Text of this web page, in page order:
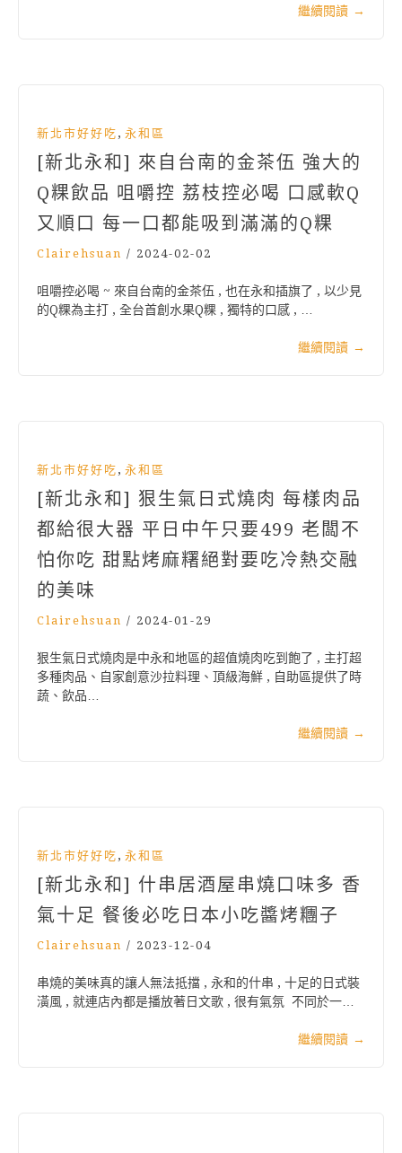
繼續閱讀 →
新北市好好吃 , 永和區
[新北永和] 來自台南的金茶伍 強大的
Q粿飲品 咀嚼控 荔枝控必喝 口感軟Q
又順口 每一口都能吸到滿滿的Q粿
Clairehsuan / 2024-02-02
咀嚼控必喝 ~ 來自台南的金茶伍 , 也在永和插旗了 , 以少見
的Q粿為主打 , 全台首創水果Q粿 , 獨特的口感 , …
繼續閱讀 →
新北市好好吃 , 永和區
[新北永和] 狠生氣日式燒肉 每樣肉品
都給很大器 平日中午只要499 老闆不
怕你吃 甜點烤麻糬絕對要吃冷熱交融
的美味
Clairehsuan / 2024-01-29
狠生氣日式燒肉是中永和地區的超值燒肉吃到飽了 , 主打超
多種肉品、自家創意沙拉料理、頂級海鮮 , 自助區提供了時
蔬、飲品…
繼續閱讀 →
新北市好好吃 , 永和區
[新北永和] 什串居酒屋串燒口味多 香
氣十足 餐後必吃日本小吃醬烤糰子
Clairehsuan / 2023-12-04
串燒的美味真的讓人無法抵擋 , 永和的什串 , 十足的日式裝
潢風 , 就連店內都是播放著日文歌 , 很有氣氛 不同於一…
繼續閱讀 →